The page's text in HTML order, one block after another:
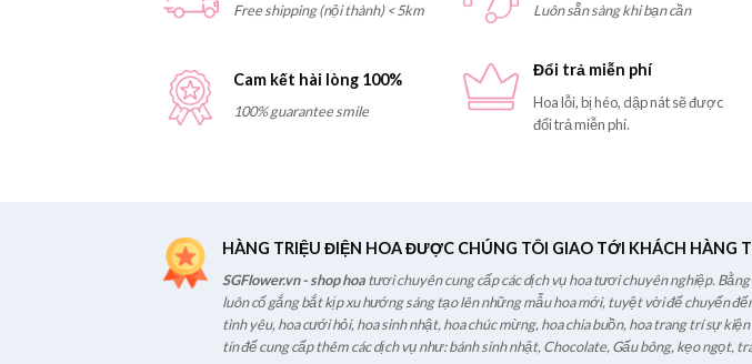
Free shipping (nội thành) < 5km Luôn sẵn sàng khi bạn cần
Cam kết hài lòng 100%
100% guarantee smile
Đổi trả miễn phí
Hoa lỗi, bị héo, dập nát sẽ được
đổi trả miễn phí.
HÀNG TRIỆU ĐIỆN HOA ĐƯỢC CHÚNG TÔI GIAO TỚI KHÁCH HÀNG
SGFlower.vn - shop hoatươi chuyên cung cấp các dịch vụ hoa tươi chuyên nghiệp.
luôn cố gắng bắt kịp xu hướng sáng tạo lên những mẫu hoa mới, tuyệt vời để chuyển
tình yêu, hoa cưới hỏi, hoa sinh nhật, hoa chúc mừng, hoa chia buồn, hoa trang trí sự
tín để cung cấp thêm các dịch vụ như: bánh sinh nhật, Chocolate, Gấu bông, kẹo ngọt,